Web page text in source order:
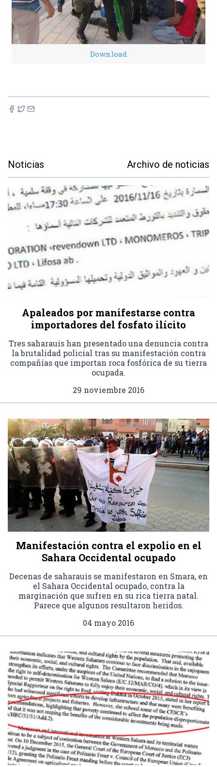
Download
Noticias Archivo de noticias
Apaleados por manifestarse contra
importadores del fosfato ilícito
Tres saharauis han presentado una denuncia contra
la brutalidad policial tras su manifestación contra
compañías que importan roca fosfórica de su tierra
ocupada.
29 noviembre 2016
Manifestación contra el expolio en el
Sahara Occidental ocupado
Decenas de saharauis se manifestaron en Smara, en
el Sahara Occidental ocupado, contra la
marginación que sufren en su rica tierra natal.
Parece que algunos resultaron heridos.
04 mayo 2016